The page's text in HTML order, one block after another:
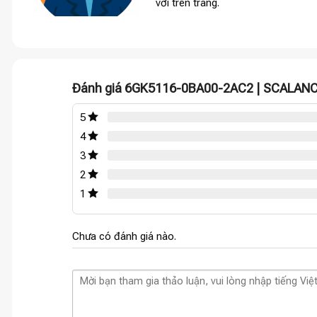
vời trên trang.
Đánh giá 6GK5116-0BA00-2AC2 |
5
4
3
2
1
Chưa có đánh giá nào.